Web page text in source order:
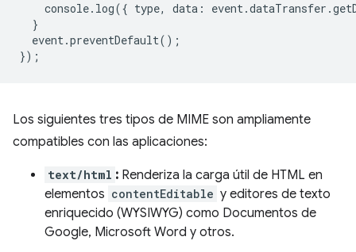
console. log({ type, data : event.dataTransfer .
}
event.preventDefault();
});
Los siguientes tres tipos de MIME son ampliamente
compatibles con las aplicaciones:
text/html : Renderiza la carga útil de HTML en
elementos contentEditable y editores de texto
enriquecido (WYSIWYG) como Documentos de
Google, Microsoft Word y otros.